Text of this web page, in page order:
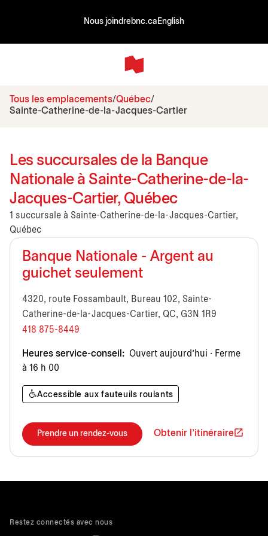
Nous joindrebnc.ca English
Tous les emplacements Québec
Sainte-Catherine-de-la-Jacques-Cartier
Les succursales de la Banque
Nationale à Sainte-Catherine-de-la-
Jacques-Cartier, Québec
1 succursale à Sainte-Catherine-de-la-Jacques-Cartier,
Québec
Banque Nationale - Argent au
guichet seulement
4320, route Fossambault, Bureau 102, Sainte-
Catherine-de-la-Jacques-Cartier, QC, G3N 1R9
418 875-8449
Heures service-conseil: Ouvert aujourd’hui · Ferme
à 16 h 00
Accessible aux fauteuils roulants
Prendre un rendez-vous Obtenir l'itinéraire
Restez connectés avec nous